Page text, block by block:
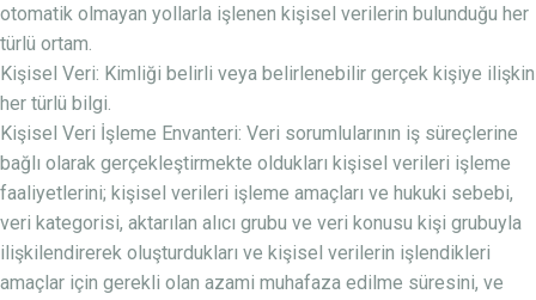
otomatik olmayan yollarla işlenen kişisel verilerin bulunduğu her
türlü ortam.
Kişisel Veri: Kimliği belirli veya belirlenebilir gerçek kişiye ilişkin
her türlü bilgi.
Kişisel Veri İşleme Envanteri: Veri sorumlularının iş süreçlerine
bağlı olarak gerçekleştirmekte oldukları kişisel verileri işleme
faaliyetlerini; kişisel verileri işleme amaçları ve hukuki sebebi,
veri kategorisi, aktarılan alıcı grubu ve veri konusu kişi grubuyla
ilişkilendirerek oluşturdukları ve kişisel verilerin işlendikleri
amaçlar için gerekli olan azami muhafaza edilme süresini, ve